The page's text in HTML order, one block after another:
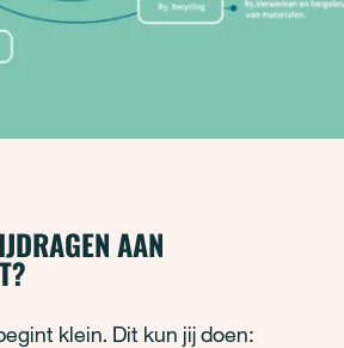
AAN
klein. Dit kun jij doen: